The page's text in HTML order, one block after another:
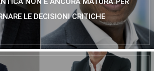
LE DECISIONI CRITICHE